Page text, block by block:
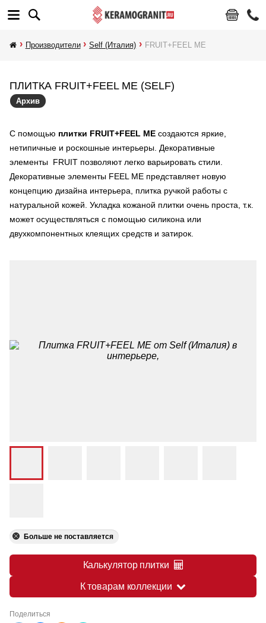
Производители Self (Италия) FRUIT+FEEL ME
ПЛИТКА FRUIT+FEEL ME (SELF)
Архив
С помощью плитки FRUIT+FEEL ME создаются яркие,
нетипичные и роскошные интерьеры. Декоративные
элементы FRUIT позволяют легко варьировать стили.
Декоративные элементы FEEL ME представляет новую
концепцию дизайна интерьера, плитка ручкой работы с
натуральной кожей. Укладка кожаной плитки очень проста, т.к.
может осуществляться с помощью силикона или
двухкомпонентных клеящих средств и затирок.
Больше не поставляется
Калькулятор плитки
К товарам коллекции
Поделиться